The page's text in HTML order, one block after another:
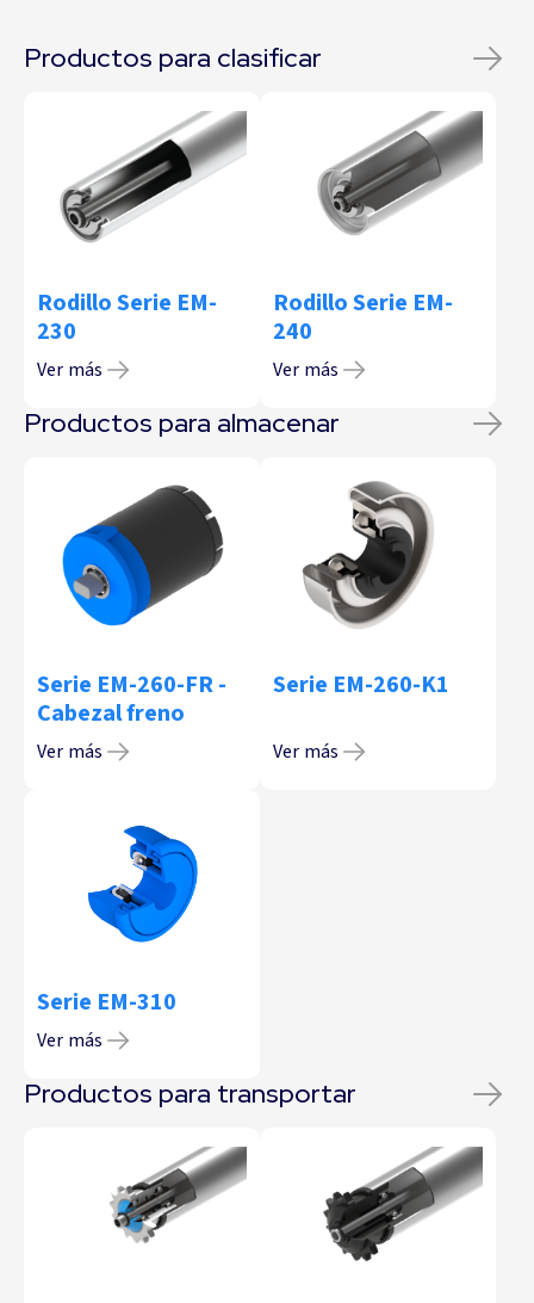
Productos para clasificar
Rodillo Serie EM-
230
Ver más
Rodillo Serie EM-
240
Ver más
Productos para almacenar
Serie EM-260-FR -
Cabezal freno
Ver más
Serie EM-260-K1
Ver más
Serie EM-310
Ver más
Productos para transportar